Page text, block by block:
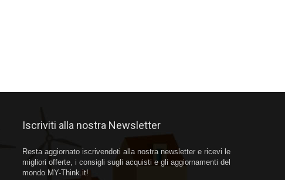
Iscriviti alla nostra Newsletter
Resta aggiornato iscrivendoti alla nostra newsletter e ricevi le
migliori offerte, i consigli sugli acquisti e gli aggiornamenti del
mondo MY-Think.it!